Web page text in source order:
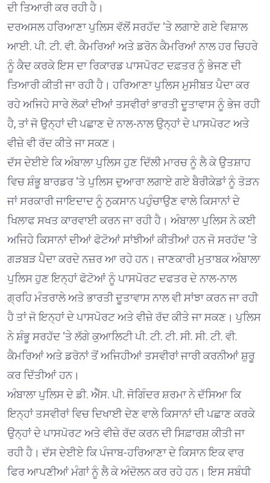
ਦੀ ਤਿਆਰੀ ਕਰ ਰਹੀ ਹੈ।
ਦਰਅਸਲ ਹਰਿਆਣਾ ਪੁਲਿਸ ਵੱਲੋਂ ਸਰਹੱਦ ‘ਤੇ ਲਗਾਏ ਗਏ ਵਿਸ਼ਾਲ
ਆਈ. ਪੀ. ਟੀ. ਵੀ. ਕੈਮਰਿਆਂ ਅਤੇ ਡਰੋਨ ਕੈਮਰਿਆਂ ਨਾਲ ਹਰ ਚਿਹਰੇ
ਨੂੰ ਕੈਦ ਕਰਕੇ ਇਸ ਦਾ ਰਿਕਾਰਡ ਪਾਸਪੋਰਟ ਦਫ਼ਤਰ ਨੂੰ ਭੇਜਣ ਦੀ
ਤਿਆਰੀ ਕੀਤੀ ਜਾ ਰਹੀ ਹੈ। ਹਰਿਆਣਾ ਪੁਲਿਸ ਮੁਸੀਬਤ ਪੈਦਾ ਕਰ
ਰਹੇ ਅਜਿਹੇ ਸਾਰੇ ਲੋਕਾਂ ਦੀਆਂ ਤਸਵੀਰਾਂ ਭਾਰਤੀ ਦੂਤਾਵਾਸ ਨੂੰ ਭੇਜ ਰਹੀ
ਹੈ, ਤਾਂ ਜੋ ਉਨ੍ਹਾਂ ਦੀ ਪਛਾਣ ਦੇ ਨਾਲ-ਨਾਲ ਉਨ੍ਹਾਂ ਦੇ ਪਾਸਪੋਰਟ ਅਤੇ
ਵੀਜ਼ੇ ਵੀ ਰੱਦ ਕੀਤੇ ਜਾ ਸਕਣ।
ਦੱਸ ਦੇਈਏ ਕਿ ਅੰਬਾਲਾ ਪੁਲਿਸ ਹੁਣ ਦਿੱਲੀ ਮਾਰਚ ਨੂੰ ਲੈ ਕੇ ਉਤਸ਼ਾਹ
ਵਿਚ ਸ਼ੰਭੂ ਬਾਰਡਰ ‘ਤੇ ਪੁਲਿਸ ਦੁਆਰਾ ਲਗਾਏ ਗਏ ਬੈਰੀਕੇਡਾਂ ਨੂੰ ਤੋੜਨ
ਜਾਂ ਸਰਕਾਰੀ ਜਾਇਦਾਦ ਨੂੰ ਨੁਕਸਾਨ ਪਹੁੰਚਾਉਣ ਵਾਲੇ ਕਿਸਾਨਾਂ ਦੇ
ਖਿਲਾਫ ਸਖਤ ਕਾਰਵਾਈ ਕਰਨ ਜਾ ਰਹੀ ਹੈ। ਅੰਬਾਲਾ ਪੁਲਿਸ ਨੇ ਕਈ
ਅਜਿਹੇ ਕਿਸਾਨਾਂ ਦੀਆਂ ਫੋਟੋਆਂ ਸਾਂਝੀਆਂ ਕੀਤੀਆਂ ਹਨ ਜੋ ਸਰਹੱਦ ‘ਤੇ
ਗੜਬੜ ਪੈਦਾ ਕਰਦੇ ਨਜ਼ਰ ਆ ਰਹੇ ਹਨ। ਜਾਣਕਾਰੀ ਮੁਤਾਬਕ ਅੰਬਾਲਾ
ਪੁਲਿਸ ਹੁਣ ਇਨ੍ਹਾਂ ਫੋਟੋਆਂ ਨੂੰ ਪਾਸਪੋਰਟ ਦਫਤਰ ਦੇ ਨਾਲ-ਨਾਲ
ਗ੍ਰਹਿ ਮੰਤਰਾਲੇ ਅਤੇ ਭਾਰਤੀ ਦੂਤਾਵਾਸ ਨਾਲ ਵੀ ਸਾਂਝਾ ਕਰਨ ਜਾ ਰਹੀ
ਹੈ ਤਾਂ ਜੋ ਇਨ੍ਹਾਂ ਦੇ ਪਾਸਪੋਰਟ ਅਤੇ ਵੀਜ਼ੇ ਰੱਦ ਕੀਤੇ ਜਾ ਸਕਣ। ਪੁਲਿਸ
ਨੇ ਸ਼ੰਭੂ ਸਰਹੱਦ ‘ਤੇ ਲੱਗੇ ਕੁਆਲਿਟੀ ਪੀ. ਟੀ. ਟੀ. ਸੀ. ਸੀ. ਟੀ. ਵੀ.
ਕੈਮਰਿਆਂ ਅਤੇ ਡਰੋਨਾਂ ਤੋਂ ਅਜਿਹੀਆਂ ਤਸਵੀਰਾਂ ਜਾਰੀ ਕਰਨੀਆਂ ਸ਼ੁਰੂ
ਕਰ ਦਿੱਤੀਆਂ ਹਨ।
ਅੰਬਾਲਾ ਪੁਲਿਸ ਦੇ ਡੀ. ਐੱਸ. ਪੀ. ਜੋਗਿੰਦਰ ਸ਼ਰਮਾ ਨੇ ਦੱਸਿਆ ਕਿ
ਇਨ੍ਹਾਂ ਤਸਵੀਰਾਂ ਵਿਚ ਦਿਖਾਈ ਦੇਣ ਵਾਲੇ ਕਿਸਾਨਾਂ ਦੀ ਪਛਾਣ ਕਰਕੇ
ਉਨ੍ਹਾਂ ਦੇ ਪਾਸਪੋਰਟ ਅਤੇ ਵੀਜ਼ੇ ਰੱਦ ਕਰਨ ਦੀ ਸਿਫ਼ਾਰਸ਼ ਕੀਤੀ ਜਾ
ਰਹੀ ਹੈ। ਦੱਸ ਦੇਈਏ ਕਿ ਪੰਜਾਬ-ਹਰਿਆਣਾ ਦੇ ਕਿਸਾਨ ਇਕ ਵਾਰ
ਫਿਰ ਆਪਣੀਆਂ ਮੰਗਾਂ ਨੂੰ ਲੈ ਕੇ ਅੰਦੋਲਨ ਕਰ ਰਹੇ ਹਨ। ਇਸ ਸਬੰਧੀ